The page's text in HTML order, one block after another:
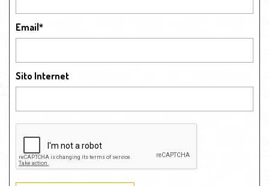
Email*
Sito Internet